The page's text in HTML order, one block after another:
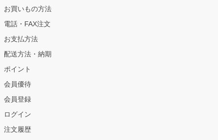
お買いもの方法
電話・FAX注文
お支払方法
配送方法・納期
ポイント
会員優待
会員登録
ログイン
注文履歴